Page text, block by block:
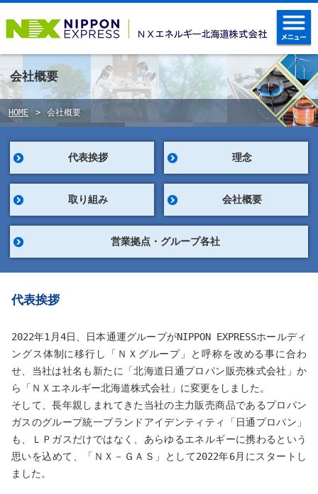
会社概要
HOME 会社概要
代表挨拶 理念
取り組み 会社概要
営業拠点・グループ各社
代表挨拶
2022年1月4日、日本通運グループがNIPPON EXPRESSホールディ
ングス体制に移行し「ＮＸグループ」と呼称を改める事に合わ
せ、当社は社名も新たに「北海道日通プロパン販売株式会社」か
ら「ＮＸエネルギー北海道株式会社」に変更をしました。
そして、長年親しまれてきた当社の主力販売商品であるプロパン
ガスのグループ統一ブランドアイデンティティ「日通プロパン」
も、ＬＰガスだけではなく、あらゆるエネルギーに携わるという
思いを込めて、「ＮＸ－ＧＡＳ」として2022年6月にスタートし
ました。